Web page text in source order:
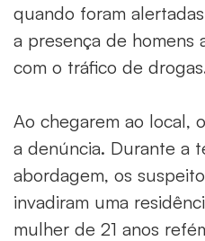
quando foram
a presença de homens
com o tráfico de
Ao chegarem ao local,
a denúncia. Durante a
abordagem, os
invadiram uma
mulher de 21 anos